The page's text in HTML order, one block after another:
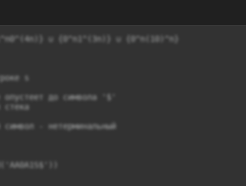
∪ {0^n1^(3n)} ∪ {0^n(10)^n}
s
до символа '$'
стека
символ - нетерминальный